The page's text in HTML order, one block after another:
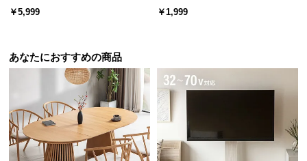
￥5,999
￥1,999
あなたにおすすめの商品